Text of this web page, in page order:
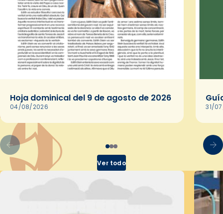
Hoja dominical del 9 de agosto de 2026
04/08/2026 31/
Ver todo